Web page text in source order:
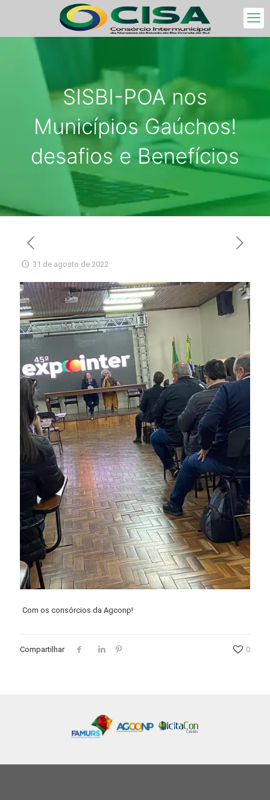
SISBI-POA nos
Municípios Gaúchos!
desafios e Benefícios
31 de agosto de 2022
Com os consórcios da Agconp!
Compartilhar 0